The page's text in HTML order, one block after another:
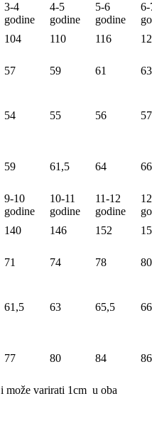
3-4
godine
4-5
godine
5-6
godine
6-
104 110 116
57 59 61 63
54 55 56 57
59 61,5 64 66
9-10
godine
10-11
godine
11-12
godine
140 146 152
71 74 78 80
61,5 63 65,5
77 80 84 86
i može varirati 1cm u oba